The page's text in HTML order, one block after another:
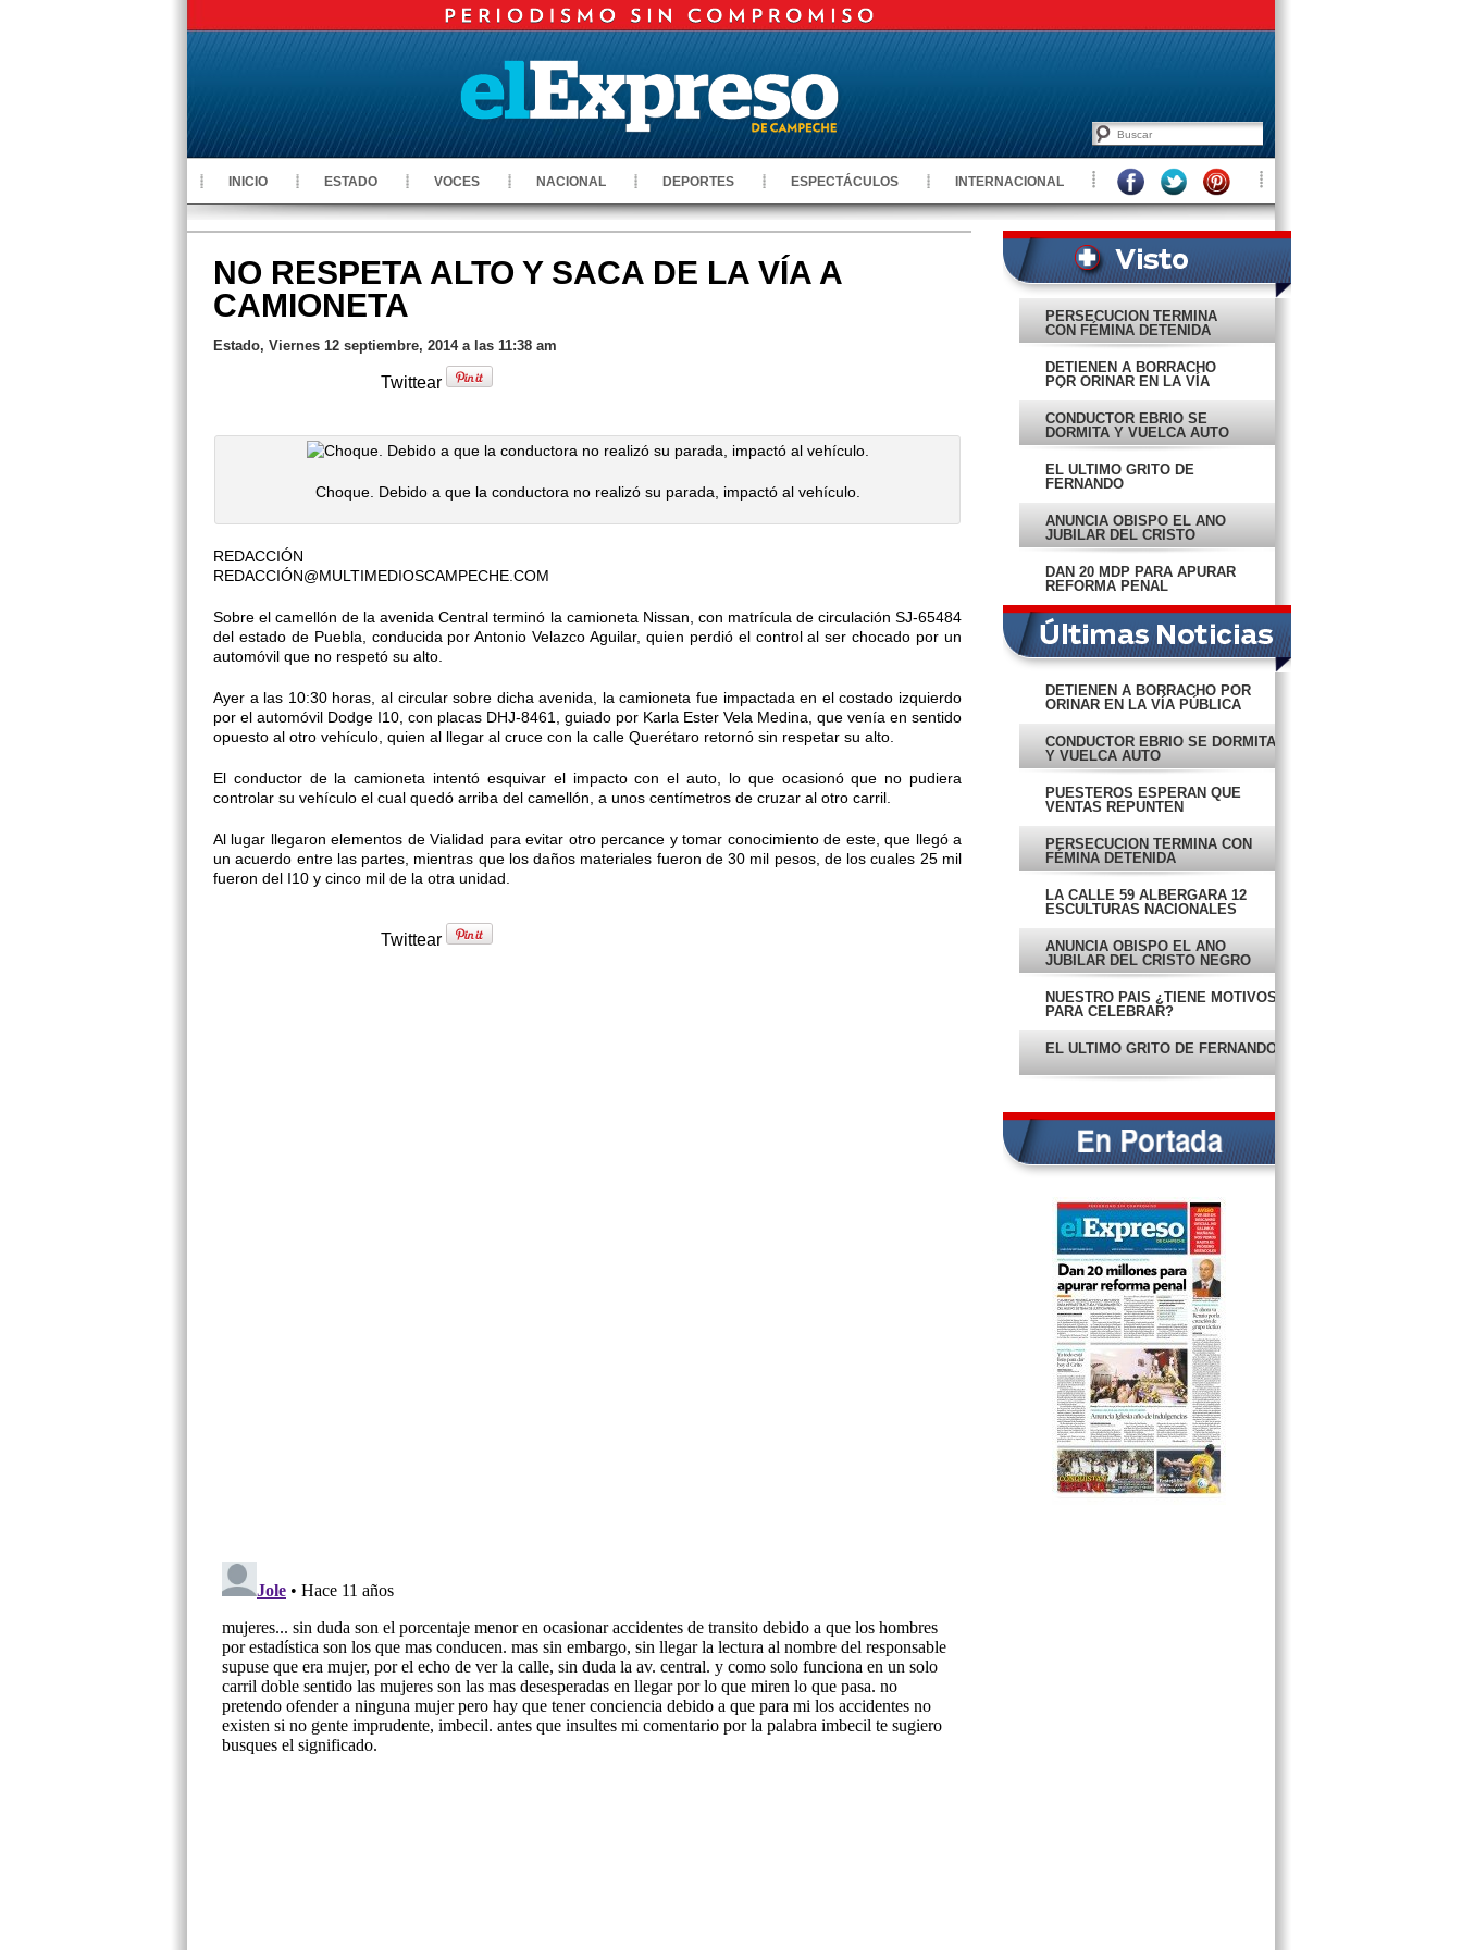
INICIO ESTADO VOCES NACIONAL DEPORTES ESPECTÁCULOS INTERNACIONAL
NO RESPETA ALTO Y SACA DE LA VÍA A
CAMIONETA
Estado, Viernes 12 septiembre, 2014 a las 11:38 am
Twittear
Choque. Debido a que la conductora no realizó su parada, impactó al vehículo.
REDACCIÓN
REDACCIÓN@MULTIMEDIOSCAMPECHE.COM
Sobre el camellón de la avenida Central terminó la camioneta Nissan, con matrícula de circulación SJ-65484
del estado de Puebla, conducida por Antonio Velazco Aguilar, quien perdió el control al ser chocado por un
automóvil que no respetó su alto.
Ayer a las 10:30 horas, al circular sobre dicha avenida, la camioneta fue impactada en el costado izquierdo
por el automóvil Dodge I10, con placas DHJ-8461, guiado por Karla Ester Vela Medina, que venía en sentido
opuesto al otro vehículo, quien al llegar al cruce con la calle Querétaro retornó sin respetar su alto.
El conductor de la camioneta intentó esquivar el impacto con el auto, lo que ocasionó que no pudiera
controlar su vehículo el cual quedó arriba del camellón, a unos centímetros de cruzar al otro carril.
Al lugar llegaron elementos de Vialidad para evitar otro percance y tomar conocimiento de este, que llegó a
un acuerdo entre las partes, mientras que los daños materiales fueron de 30 mil pesos, de los cuales 25 mil
fueron del I10 y cinco mil de la otra unidad.
Twittear
PERSECUCIÓN TERMINA
CON FÉMINA DETENIDA
DETIENEN A BORRACHO
POR ORINAR EN LA VÍA
CONDUCTOR EBRIO SE
DORMITA Y VUELCA AUTO
EL ÚLTIMO GRITO DE
FERNANDO
ANUNCIA OBISPO EL AÑO
JUBILAR DEL CRISTO
NEGRO
DAN 20 MDP PARA APURAR
REFORMA PENAL
DETIENEN A BORRACHO POR
ORINAR EN LA VÍA PÚBLICA
CONDUCTOR EBRIO SE DORMITA
Y VUELCA AUTO
PUESTEROS ESPERAN QUE
VENTAS REPUNTEN
PERSECUCIÓN TERMINA CON
FÉMINA DETENIDA
LA CALLE 59 ALBERGARÁ 12
ESCULTURAS NACIONALES
ANUNCIA OBISPO EL AÑO
JUBILAR DEL CRISTO NEGRO
NUESTRO PAÍS ¿TIENE MOTIVOS
PARA CELEBRAR?
EL ÚLTIMO GRITO DE FERNANDO
CENTROAMÉRICA
VA RENATO POR NUEVAS
ESTRATEGIAS
DAN 20 MDP PARA APURAR
REFORMA PENAL
EN PORTADA
ENTRAN AL SNI CUATRO
DOCENTES DEL ITESCAM
MARCHAN DOCENTES EN
CONTRA DE LAS REFORMAS
EN PORTADA
PRESENTAN LIBRO DE CUENTOS
Y POEMAS INFANTILES